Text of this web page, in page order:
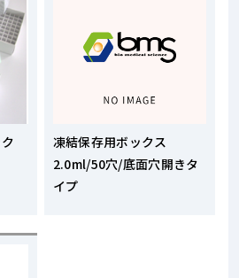
凍結保存用ボックス
2.0ml/50穴/底面穴開きタ
イプ